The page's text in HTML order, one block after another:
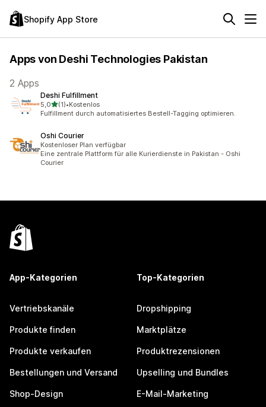
Shopify App Store
Apps von Deshi Technologies Pakistan
2 Apps
Deshi Fulfillment
5,0von 5 Sternen
(1)
1 Rezensionen insgesamt
•Kostenlos
Fulfillment durch automatisiertes Bestell-Tagging optimieren.
Oshi Courier
Kostenloser Plan verfügbar
Eine zentrale Plattform für alle Kurierdienste in Pakistan - Oshi
Courier
App-Kategorien
Vertriebskanäle
Produkte finden
Produkte verkaufen
Bestellungen und Versand
Shop-Design
Top-Kategorien
Dropshipping
Marktplätze
Produktrezensionen
Upselling und Bundles
E-Mail-Marketing